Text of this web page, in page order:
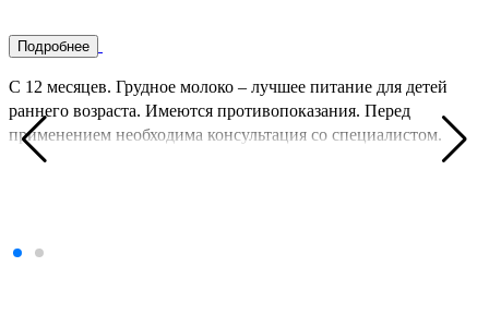
Подробнее
С 12 месяцев. Грудное молоко – лучшее питание для детей
раннего возраста. Имеются противопоказания. Перед
применением необходима консультация со специалистом.